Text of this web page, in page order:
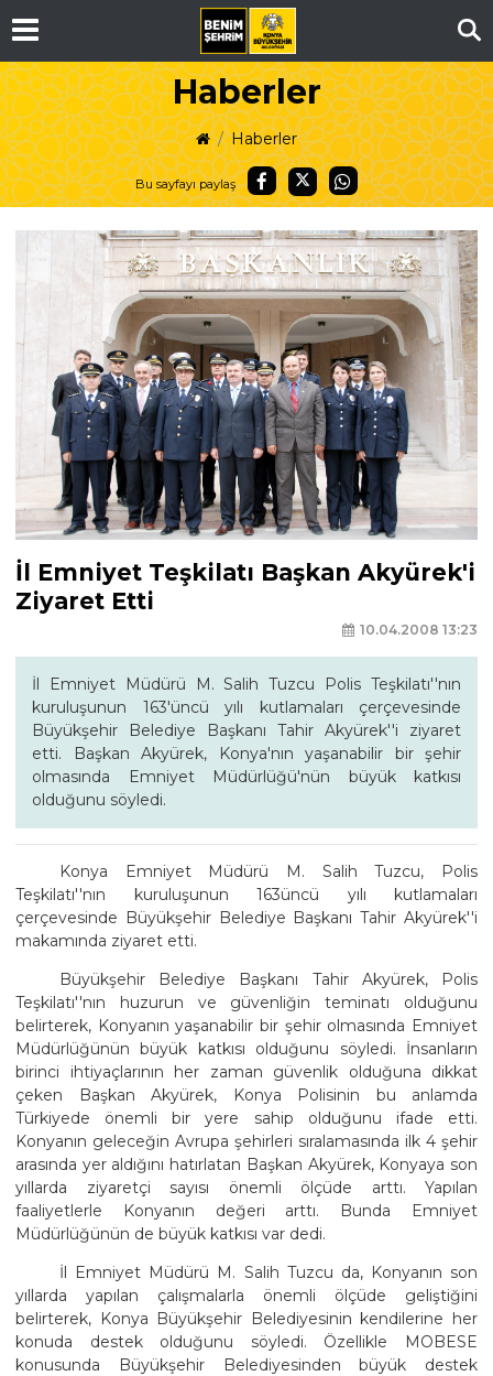
Haberler
Haberler
Bu sayfayı paylaş
İl Emniyet Teşkilatı Başkan Akyürek'i
Ziyaret Etti
10.04.2008 13:23
İl Emniyet Müdürü M. Salih Tuzcu Polis Teşkilatı''nın
kuruluşunun 163'üncü yılı kutlamaları çerçevesinde
Büyükşehir Belediye Başkanı Tahir Akyürek''i ziyaret
etti. Başkan Akyürek, Konya'nın yaşanabilir bir şehir
olmasında Emniyet Müdürlüğü'nün büyük katkısı
olduğunu söyledi.
Konya Emniyet Müdürü M. Salih Tuzcu, Polis
Teşkilatı''nın kuruluşunun 163üncü yılı kutlamaları
çerçevesinde Büyükşehir Belediye Başkanı Tahir Akyürek''i
makamında ziyaret etti.
Büyükşehir Belediye Başkanı Tahir Akyürek, Polis
Teşkilatı''nın huzurun ve güvenliğin teminatı olduğunu
belirterek, Konyanın yaşanabilir bir şehir olmasında Emniyet
Müdürlüğünün büyük katkısı olduğunu söyledi. İnsanların
birinci ihtiyaçlarının her zaman güvenlik olduğuna dikkat
çeken Başkan Akyürek, Konya Polisinin bu anlamda
Türkiyede önemli bir yere sahip olduğunu ifade etti.
Konyanın geleceğin Avrupa şehirleri sıralamasında ilk 4 şehir
arasında yer aldığını hatırlatan Başkan Akyürek, Konyaya son
yıllarda ziyaretçi sayısı önemli ölçüde arttı. Yapılan
faaliyetlerle Konyanın değeri arttı. Bunda Emniyet
Müdürlüğünün de büyük katkısı var dedi.
İl Emniyet Müdürü M. Salih Tuzcu da, Konyanın son
yıllarda yapılan çalışmalarla önemli ölçüde geliştiğini
belirterek, Konya Büyükşehir Belediyesinin kendilerine her
konuda destek olduğunu söyledi. Özellikle MOBESE
konusunda Büyükşehir Belediyesinden büyük destek